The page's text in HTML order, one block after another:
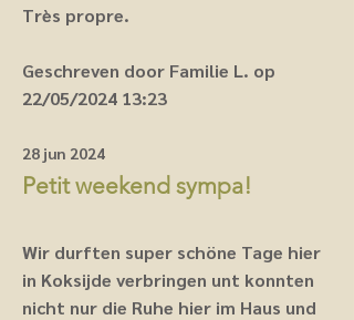
Très propre.
Geschreven door Familie L. op
22/05/2024 13:23
28 jun 2024
Petit weekend sympa!
Wir durften super schöne Tage hier
in Koksijde verbringen unt konnten
nicht nur die Ruhe hier im Haus und